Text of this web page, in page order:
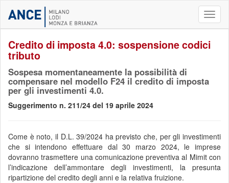
Credito di imposta 4.0: sospensione codici
tributo
Sospesa momentaneamente la possibilità di
compensare nel modello F24 il credito di imposta
per gli investimenti 4.0.
Suggerimento n. 211/24 del 19 aprile 2024
Come è noto, il D.L. 39/2024 ha previsto che, per gli investimenti
che si intendono effettuare dal 30 marzo 2024, le imprese
dovranno trasmettere una comunicazione preventiva al Mimit con
l’indicazione dell’ammontare degli investimenti, la presunta
ripartizione del credito degli anni e la relativa fruizione.